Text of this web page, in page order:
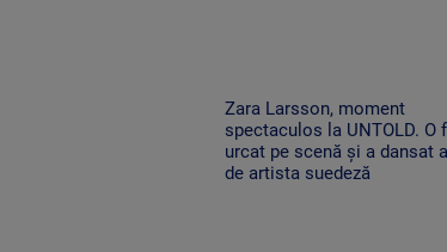
Zara Larsson, moment
spectaculos la UNTOLD. O
urcat pe scenă și a dansat
de artista suedeză